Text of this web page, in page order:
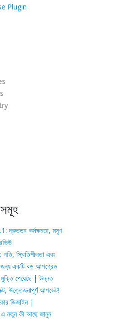
Plugin
কর্মক্ষমতা, মসৃণ
স্থিতিশীলতা এবং
জন্য একটি বড় আপগ্রেড
পেয়েছে | উন্নত
উত্তেজনাপূর্ণ আপডেট!
ডিজাইন |
নতুন কী আছে জানুন